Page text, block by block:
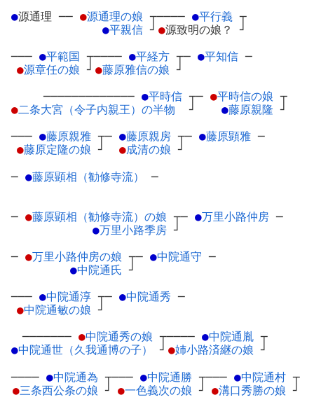
●源通理 ── ●源通理の娘 ┬
●平親信 ┘
──── ●平行義 ┬
●源致明の娘？ ┘
─── ●平範国 ┬
●源章任の娘 ┘
──── ●平経方 ┬
●藤原雅信の娘 ┘
─ ●平知信 ─
───────────── ●平時信 ┬
●二条大宮（令子内親王）の半物 ┘
─ ●平時信の娘 ┬
●藤原親隆 ┘
─── ●藤原親雅 ┬
●藤原定隆の娘 ┘
─ ●藤原親房 ┬
●成清の娘 ┘
─ ●藤原顕雅 ─
─ ●藤原顕相（勧修寺流） ─
─ ●藤原顕相（勧修寺流）の娘 ┬
●万里小路季房 ┘
─ ●万里小路仲房 ─
─ ●万里小路仲房の娘 ┬
●中院通氏 ┘
─ ●中院通守 ─
─── ●中院通淳 ┬
●中院通敏の娘 ┘
─ ●中院通秀 ─
─────── ●中院通秀の娘 ┬
●中院通世（久我通博の子） ┘
──── ●中院通胤 ┬
●姉小路済継の娘 ┘
──── ●中院通為 ┬
●三条西公条の娘 ┘
─── ●中院通勝 ┬
●一色義次の娘 ┘
─── ●中院通村 ┬
●溝口秀勝の娘 ┘